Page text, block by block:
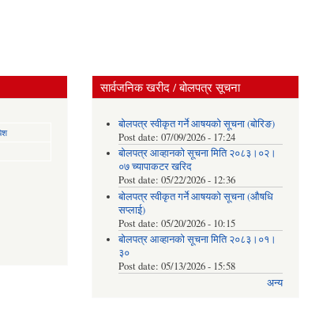
सार्वजनिक खरीद / बोलपत्र सूचना
बोलपत्र स्वीकृत गर्ने आषयको सूचना (बोरिङ)
Post date: 07/09/2026 - 17:24
बोलपत्र आव्हानको सूचना मिति २०८३।०२।
०७ च्यापाकटर खरिद
Post date: 05/22/2026 - 12:36
बोलपत्र स्वीकृत गर्ने आषयको सूचना (औषधि
सप्लाई)
Post date: 05/20/2026 - 10:15
बोलपत्र आव्हानको सूचना मिति २०८३।०१।
३०
Post date: 05/13/2026 - 15:58
अन्य